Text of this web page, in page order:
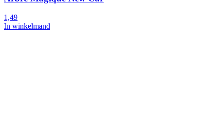
1,49
In winkelmand